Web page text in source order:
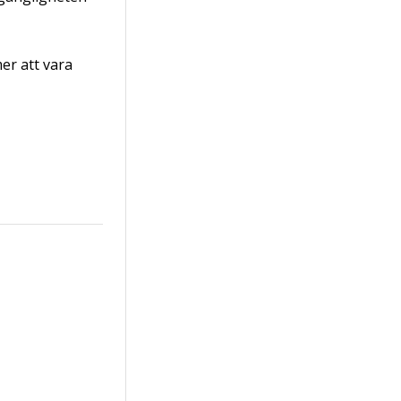
att vara